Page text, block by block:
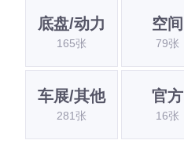
底盘/动力
165张
空间
79张
车展/其他
281张
官方
16张